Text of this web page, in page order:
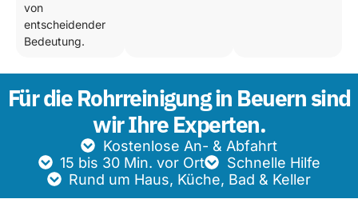
von
entscheidender
Bedeutung.
Für die Rohrreinigung in Beuern sind
wir Ihre Experten.
Kostenlose An- & Abfahrt
15 bis 30 Min. vor Ort
Schnelle Hilfe
Rund um Haus, Küche, Bad & Keller